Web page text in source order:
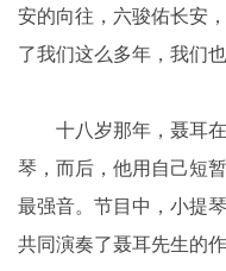
安的向往，六骏佑长安
了我们这么多年，我们
十八岁那年，聂耳在
琴，而后，他用自己短
最强音。节目中，小提
共同演奏了聂耳先生的